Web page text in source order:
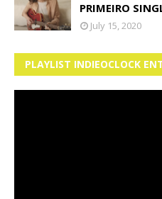
PRIMEIRO
July 15, 2020
PLAYLIST INDIEOCLOCK